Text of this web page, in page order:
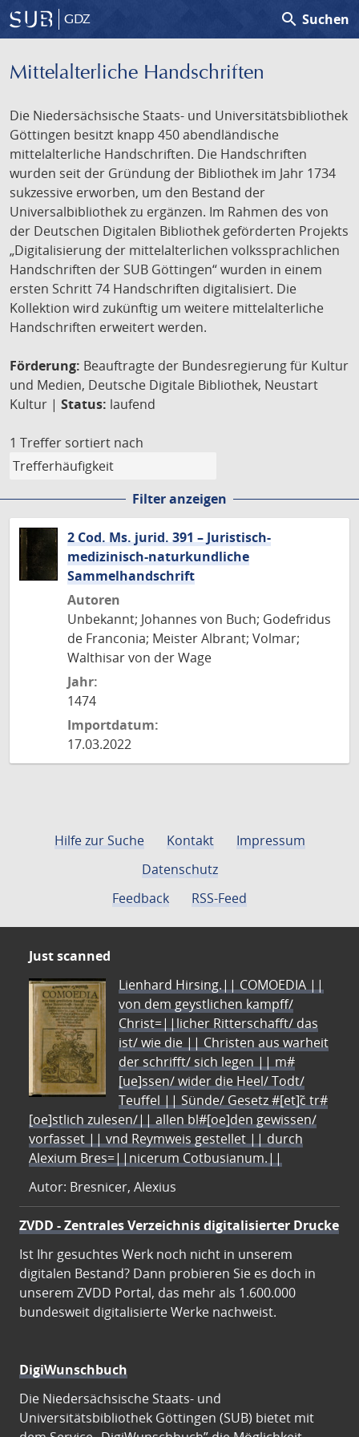
GDZ search Suchen
Mittelalterliche Handschriften
Die Niedersächsische Staats- und Universitätsbibliothek
Göttingen besitzt knapp 450 abendländische
mittelalterliche Handschriften. Die Handschriften
wurden seit der Gründung der Bibliothek im Jahr 1734
sukzessive erworben, um den Bestand der
Universalbibliothek zu ergänzen. Im Rahmen des von
der Deutschen Digitalen Bibliothek geförderten Projekts
„Digitalisierung der mittelalterlichen volkssprachlichen
Handschriften der SUB Göttingen“ wurden in einem
ersten Schritt 74 Handschriften digitalisiert. Die
Kollektion wird zukünftig um weitere mittelalterliche
Handschriften erweitert werden.
Förderung: Beauftragte der Bundesregierung für Kultur
und Medien, Deutsche Digitale Bibliothek, Neustart
Kultur | Status: laufend
1 Treffer sortiert nach
Filter anzeigen
2 Cod. Ms. jurid. 391 – Juristisch-
medizinisch-naturkundliche
Sammelhandschrift
Autoren
Unbekannt; Johannes von Buch; Godefridus
de Franconia; Meister Albrant; Volmar;
Walthisar von der Wage
Jahr:
1474
Importdatum:
17.03.2022
Hilfe zur Suche Kontakt
Impressum
Datenschutz
Feedback
RSS-Feed
Just scanned
Lienhard Hirsing.|| COMOEDIA ||
von dem geystlichen kampff/
Christ=||licher Ritterschafft/ das
ist/ wie die || Christen aus warheit
der schrifft/ sich legen || m#
[ue]ssen/ wider die Heel/ Todt/
Teuffel || Sünde/ Gesetz #[et]c̃ tr#
[oe]stlich zulesen/|| allen bl#[oe]den gewissen/
vorfasset || vnd Reymweis gestellet || durch
Alexium Bres=||nicerum Cotbusianum.||
Autor: Bresnicer, Alexius
ZVDD - Zentrales Verzeichnis digitalisierter Drucke
Ist Ihr gesuchtes Werk noch nicht in unserem
digitalen Bestand? Dann probieren Sie es doch in
unserem ZVDD Portal, das mehr als 1.600.000
bundesweit digitalisierte Werke nachweist.
DigiWunschbuch
Die Niedersächsische Staats- und
Universitätsbibliothek Göttingen (SUB) bietet mit